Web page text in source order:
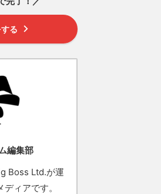
る
編集部
Boss Ltd.が運
ィアです。